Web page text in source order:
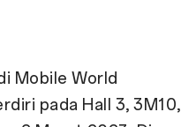
Mobile World
pada Hall 3, 3M10,